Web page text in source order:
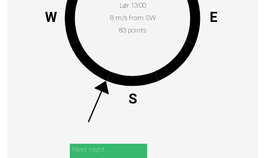
Lør 13:00
8 m/s from SW
83 points
E
S
W
Next night